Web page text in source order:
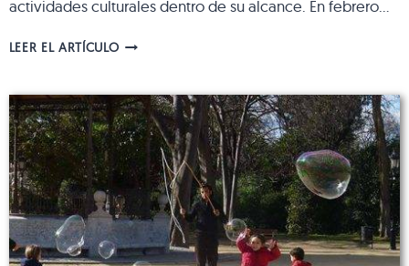
actividades culturales dentro de su alcance. En febrero…
LEER EL ARTÍCULO¿QUÉ
TUS
HIJOS
EN
BARCELONA
EN
FEBRERO-
MARZO?